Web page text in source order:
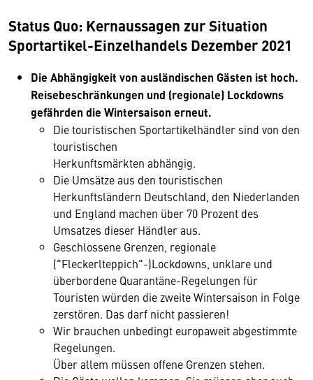
Status Quo: Kernaussagen zur Situation
Sportartikel-Einzelhandels Dezember 2021
Die Abhängigkeit von ausländischen Gästen ist hoch.
Reisebeschränkungen und (regionale) Lockdowns
gefährden die Wintersaison erneut.
Die touristischen Sportartikelhändler sind von den
touristischen
Herkunftsmärkten abhängig.
Die Umsätze aus den touristischen
Herkunftsländern Deutschland, den Niederlanden
und England machen über 70 Prozent des
Umsatzes dieser Händler aus.
Geschlossene Grenzen, regionale
("Fleckerlteppich"-)Lockdowns, unklare und
überbordene Quarantäne-Regelungen für
Touristen würden die zweite Wintersaison in Folge
zerstören. Das darf nicht passieren!
Wir brauchen unbedingt europaweit abgestimmte
Regelungen.
Über allem müssen offene Grenzen stehen.